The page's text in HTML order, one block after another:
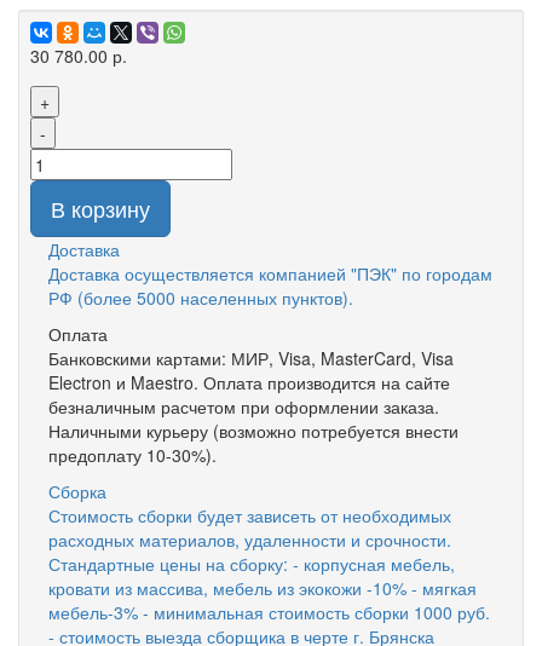
30 780.00 р.
+
-
В корзину
Доставка
Доставка осуществляется компанией "ПЭК" по городам
РФ (более 5000 населенных пунктов).
Оплата
Банковскими картами: МИР, Visa, MasterCard, Visa
Electron и Maestro. Оплата производится на сайте
безналичным расчетом при оформлении заказа.
Наличными курьеру (возможно потребуется внести
предоплату 10-30%).
Сборка
Стоимость сборки будет зависеть от необходимых
расходных материалов, удаленности и срочности.
Стандартные цены на сборку: - корпусная мебель,
кровати из массива, мебель из экокожи -10% - мягкая
мебель-3% - минимальная стоимость сборки 1000 руб.
- стоимость выезда сборщика в черте г. Брянска